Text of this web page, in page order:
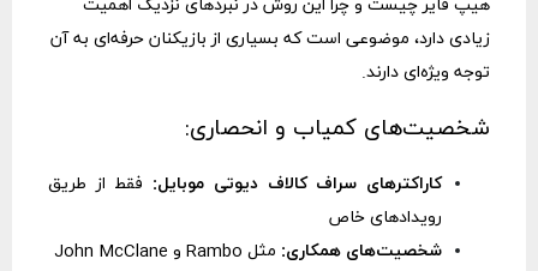
هیپ فایر چیست و چرا این روش در نبردهای نزدیک اهمیت
زیادی دارد، موضوعی است که بسیاری از بازیکنان حرفه‌ای به آن
توجه ویژه‌ای دارند.
شخصیت‌های کمیاب و انحصاری:
کاراکترهای سراف کالاف دیوتی موبایل: فقط از طریق
رویدادهای خاص
شخصیت‌های همکاری: مثل Rambo و John McClane